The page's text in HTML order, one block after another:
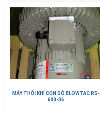
MÁY THỔI KHÍ CON SÒ BLOWTAC RS-
600-36